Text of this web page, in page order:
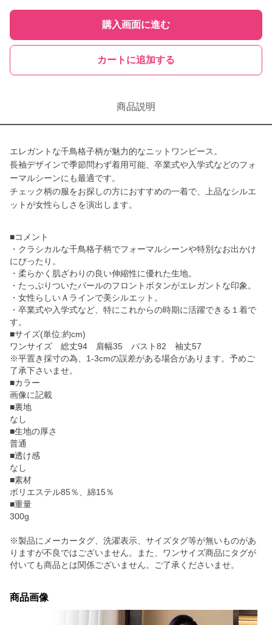
購入画面に進む
カートに追加する
商品説明
エレガントな千鳥格子柄が魅力的なニットワンピース。
長袖デザインで季節問わず着用可能、卒業式や入学式などのフォ
ーマルシーンにも最適です。
チェック柄の服をお探しの方におすすめの一着で、上品なシルエ
ットが女性らしさを演出します。
■コメント
・クラシカルな千鳥格子柄でフォーマルシーンや特別なお出かけ
にぴったり。
・柔らかく肌ざわりの良い伸縮性に優れた生地。
・たっぷりついたパールのフロントボタンがエレガントな印象。
・女性らしいＡラインで美シルエット。
・卒業式や入学式など、特にこれからの時期に活躍できる１着で
す。
■サイズ(単位:約cm)
ワンサイズ 総丈94 肩幅35 バスト82 袖丈57
※平置き採寸の為、1-3cmの誤差がある場合があります。予めご
了承下さいませ。
■カラー
画像に記載
■裏地
なし
■生地の厚さ
普通
■透け感
なし
■素材
ポリエステル85％、綿15％
■重量
300g
※製品にメーカータグ、洗濯表示、サイズタグ等が無いものがあ
りますが不良ではございません。また、ワンサイズ商品にタグが
付いても商品とは関係ございません。ご了承くださいませ。
商品画像